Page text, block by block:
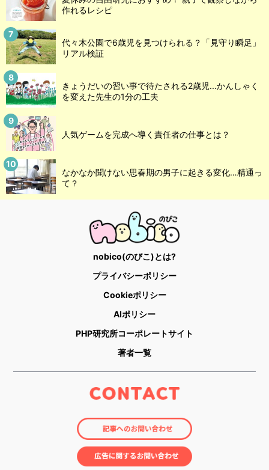
作れるレシピ
代々木公園で6歳児を見つけられる？「見守り瞬足」
リアル検証
きょうだいの習い事で待たされる2歳児...かんしゃく
を変えた先生の1分の工夫
人気ゲームを完成へ導く責任者の仕事とは？
なかなか聞けない思春期の男子に起きる変化…精通っ
て？
nobico(のびこ)とは?
プライバシーポリシー
Cookieポリシー
AIポリシー
PHP研究所コーポレートサイト
著者一覧